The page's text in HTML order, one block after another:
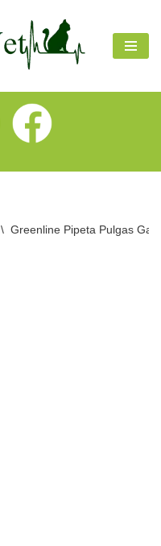
\ Greenline Pipeta Pulgas